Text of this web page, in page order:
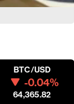
BTC/USD
-0.04%
64,365.82